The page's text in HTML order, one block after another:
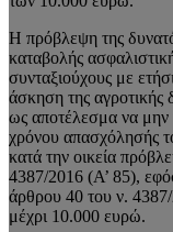
Η πρόβλεψη της
καταβολής
συνταξιούχους με
άσκηση της αγροτικής
ως αποτέλεσμα να μην
χρόνου απασχόλησής
κατά την οικεία
4387/2016 (Α’ 85),
άρθρου 40 του ν.
μέχρι 10.000 ευρώ.